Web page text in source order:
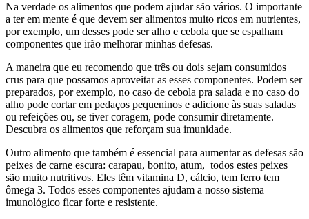
Na verdade os alimentos que podem ajudar são vários. O importante
a ter em mente é que devem ser alimentos muito ricos em nutrientes,
por exemplo, um desses pode ser alho e cebola que se espalham
componentes que irão melhorar minhas defesas.
A maneira que eu recomendo que três ou dois sejam consumidos
crus para que possamos aproveitar as esses componentes. Podem ser
preparados, por exemplo, no caso de cebola pra salada e no caso do
alho pode cortar em pedaços pequeninos e adicione às suas saladas
ou refeições ou, se tiver coragem, pode consumir diretamente.
Descubra os alimentos que reforçam sua imunidade.
Outro alimento que também é essencial para aumentar as defesas são
peixes de carne escura: carapau, bonito, atum, todos estes peixes
são muito nutritivos. Eles têm vitamina D, cálcio, tem ferro tem
ômega 3. Todos esses componentes ajudam a nosso sistema
imunológico ficar forte e resistente.